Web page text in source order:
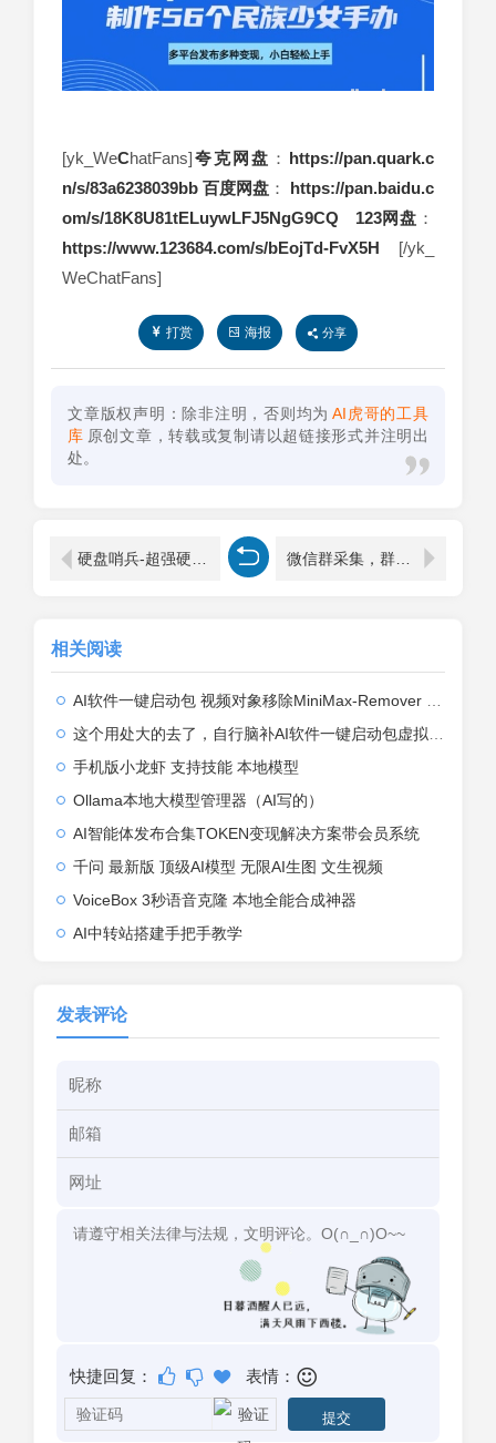
[yk_WeChatFans]夸克 网盘 ： https://pan.quark.c
n/s/83a6238039bb 百度网盘 ： https://pan.baidu.c
om/s/18K8U81tELuywLFJ5NgG9CQ
123网盘 ：
https://www.123684.com/s/bEojTd-FvX5H [/yk_
WeChatFans]
打赏 海报 分享
文章版权声明：除非注明，否则均为 AI虎哥的工具
库 原创文章，转载或复制请以超链接形式并注明出
处。
相关阅读
AI软件一键启动包 视频对象移除MiniMax-Remover 一键启动，无需部署，无需授权 ...
这个用处大的去了，自行脑补AI软件一键启动包虚拟试衣FashnVtonl.5
手机版小龙虾 支持技能 本地模型
Ollama本地大模型管理器（AI写的）
AI智能体发布合集TOKEN变现解决方案带会员系统
千问 最新版 顶级AI模型 无限AI生图 文生视频
VoiceBox 3秒语音克隆 本地全能合成神器
AI中转站搭建手把手教学
发表评论
快捷回复： 表情：